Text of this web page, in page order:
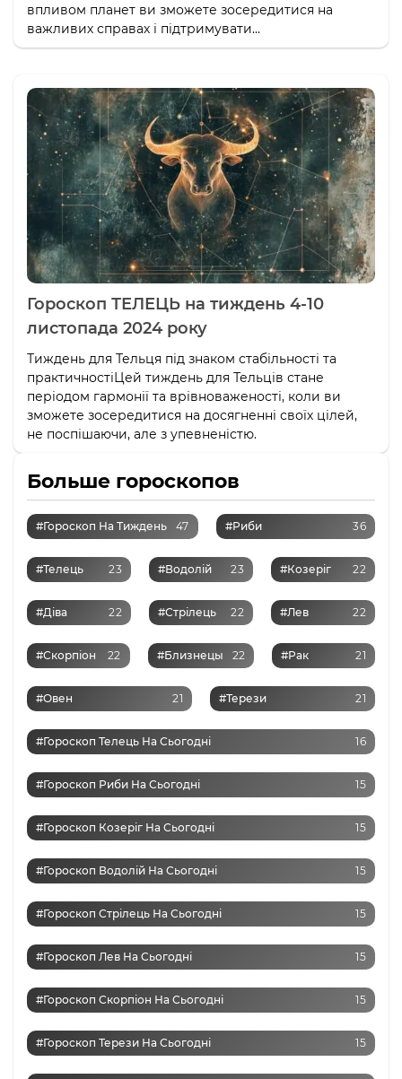
впливом планет ви зможете зосередитися на
важливих справах і підтримувати...
Гороскоп ТЕЛЕЦЬ на тиждень 4-10
листопада 2024 року
Тиждень для Тельця під знаком стабільності та
практичностіЦей тиждень для Тельців стане
періодом гармонії та врівноваженості, коли ви
зможете зосередитися на досягненні своїх цілей,
не поспішаючи, але з упевненістю.
Больше гороскопов
#Гороскоп На Тиждень 47 #Риби 36
#Телець 23 #Водолій 23 #Козеріг 22
#Діва 22 #Стрілець 22 #Лев 22
#Скорпіон 22 #Близнецы 22 #Рак 21
#Овен 21 #Терези 21
#Гороскоп Телець На Сьогодні 16
#Гороскоп Риби На Сьогодні 15
#Гороскоп Козеріг На Сьогодні 15
#Гороскоп Водолій На Сьогодні 15
#Гороскоп Стрілець На Сьогодні 15
#Гороскоп Лев На Сьогодні 15
#Гороскоп Скорпіон На Сьогодні 15
#Гороскоп Терези На Сьогодні 15